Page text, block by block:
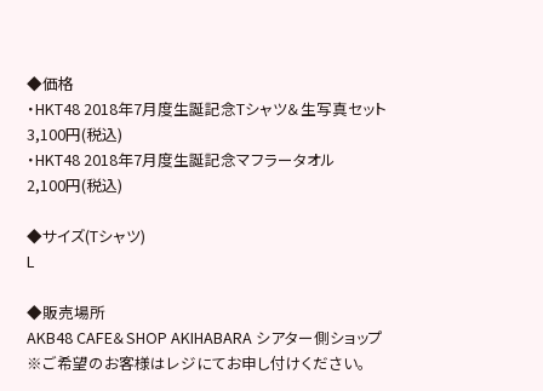
◆価格
・HKT48 2018年7月度生誕記念Tシャツ＆生写真セット
3,100円(税込)
・HKT48 2018年7月度生誕記念マフラータオル
2,100円(税込)
◆サイズ(Tシャツ)
L
◆販売場所
AKB48 CAFE＆SHOP AKIHABARA シアター側ショップ
※ご希望のお客様はレジにてお申し付けください。